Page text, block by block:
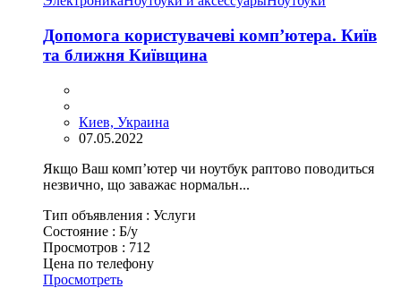
Допомога користувачеві комп’ютера. Київ
та ближня Київщина
Киев, Украина
07.05.2022
Якщо Ваш комп’ютер чи ноутбук раптово поводиться
незвично, що заважає нормальн...
Тип объявления : Услуги
Состояние : Б/у
Просмотров : 712
Цена по телефону
Просмотреть